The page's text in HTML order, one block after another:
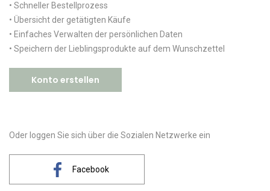
• Schneller Bestellprozess
• Übersicht der getätigten Käufe
• Einfaches Verwalten der persönlichen Daten
• Speichern der Lieblingsprodukte auf dem Wunschzettel
Konto erstellen
Oder loggen Sie sich über die Sozialen Netzwerke ein
Facebook